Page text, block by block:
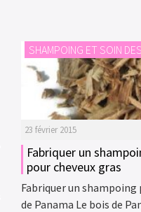
SHAMPOING ET SOIN
23 février 2015
Fabriquer un
pour cheveux gras
Fabriquer un shampoing
de Panama Le bois de